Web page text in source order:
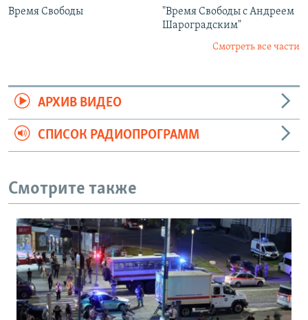
Время Свободы
"Время Свободы с Андреем
Шароградским"
Смотреть все части
АРХИВ ВИДЕО
СПИСОК РАДИОПРОГРАММ
Смотрите также